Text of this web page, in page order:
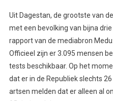
Uit Dagestan, de grootste van
met een bevolking van bijna
rapport van de mediabron
Officieel zijn er 3.095 mensen
tests beschikbaar. Op het
dat er in de Republiek slechts
artsen melden dat er alleen al